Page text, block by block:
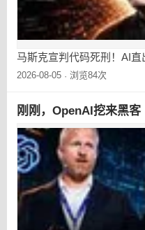
马斯克宣判代码死刑！AI
2026-08-05 · 浏览84次
刚刚，OpenAI挖来黑客